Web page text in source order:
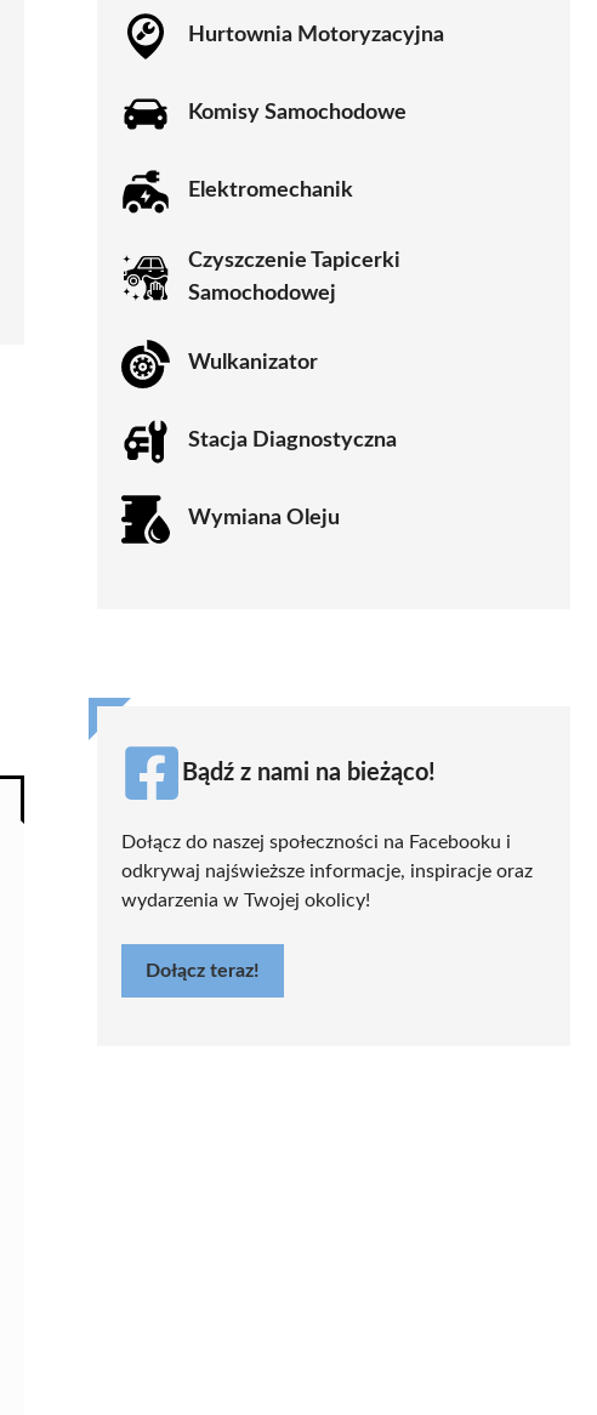
Hurtownia Motoryzacyjna
Komisy Samochodowe
Elektromechanik
Czyszczenie Tapicerki
Samochodowej
Wulkanizator
Stacja Diagnostyczna
Wymiana Oleju
Bądź z nami na bieżąco!
Dołącz do naszej społeczności na Facebooku i
odkrywaj najświeższe informacje, inspiracje oraz
wydarzenia w Twojej okolicy!
Dołącz teraz!